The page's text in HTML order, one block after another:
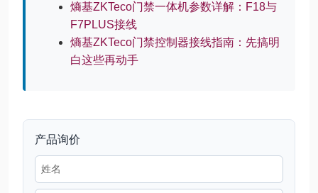
熵基ZKTeco门禁一体机参数详解：F18与
F7PLUS接线
熵基ZKTeco门禁控制器接线指南：先搞明
白这些再动手
产品询价